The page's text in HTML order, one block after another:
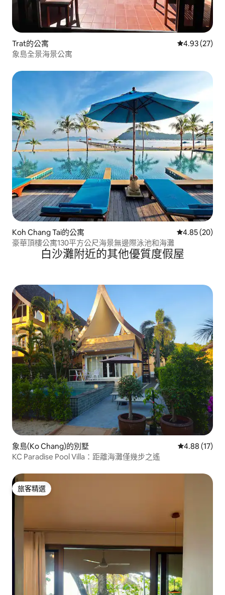
Trat的公寓 從 27 則評價
4.93 (27)
象島全景海景公寓
Koh Chang Tai的公寓 從 20 則評價
4.85 (20)
豪華頂樓公寓130平方公尺海景無邊際泳池和海灘
白沙灘附近的其他優質度假屋
象島(Ko Chang)的別墅 從 17 則評價
4.88 (17)
KC Paradise Pool Villa：距離海灘僅幾步之遙
旅客精選
旅客精選